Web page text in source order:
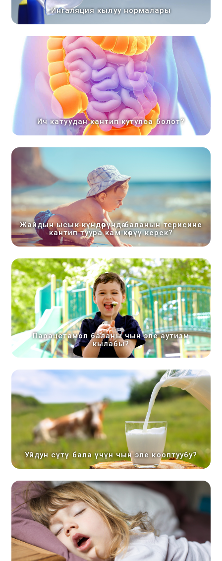
Ингаляция кылуу нормалары
Ич катуудан кантип кутулса болот?
Жайдын ысык күндөрүндө баланын терисине
кантип туура кам көрүү керек?
Парацетамол баланы чын эле аутизм
кылабы?
Уйдун сүтү бала үчүн чын эле кооптуубу?